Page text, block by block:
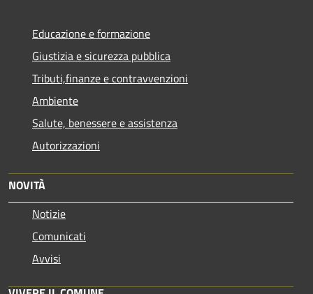
Educazione e formazione
Giustizia e sicurezza pubblica
Tributi,finanze e contravvenzioni
Ambiente
Salute, benessere e assistenza
Autorizzazioni
NOVITÀ
Notizie
Comunicati
Avvisi